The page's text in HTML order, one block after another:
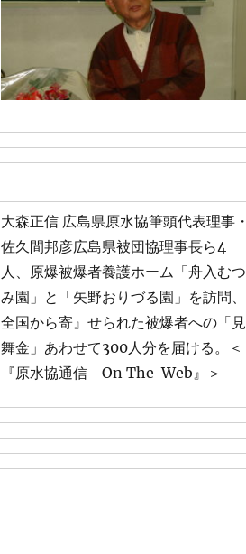
大森正信 広島県原水協筆頭代表理事・
佐久間邦彦広島県被団協理事長ら4
人、原爆被爆者養護ホーム「舟入むつ
み園」と「矢野おりづる園」を訪問、
全国から寄』せられた被爆者への「見
舞金」あわせて300人分を届ける。＜
『原水協通信 On The Web』＞